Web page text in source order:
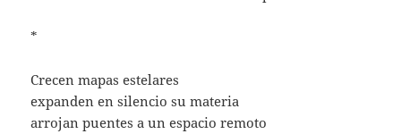
*
Crecen mapas estelares
expanden en silencio su materia
arrojan puentes a un espacio remoto